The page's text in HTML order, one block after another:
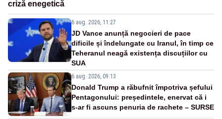
criză enegetică
6 aug. 2026, 11:27
JD Vance anunță negocieri de pace
dificile și îndelungate cu Iranul, în timp ce
Teheranul neagă existența discuțiilor cu
SUA
6 aug. 2026, 09:13
Donald Trump a răbufnit împotriva șefului
Pentagonului: președintele, enervat că i
s-ar fi ascuns penuria de rachete – SURSE